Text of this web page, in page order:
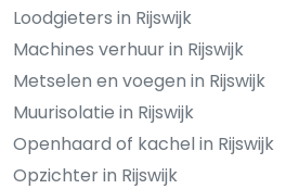
Loodgieters in Rijswijk
Machines verhuur in Rijswijk
Metselen en voegen in Rijswijk
Muurisolatie in Rijswijk
Openhaard of kachel in Rijswijk
Opzichter in Rijswijk